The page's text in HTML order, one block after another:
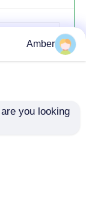
Amber
you looking